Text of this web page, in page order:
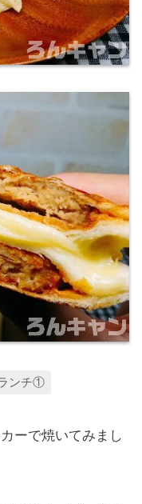
ンチ①
ーで焼いてみまし